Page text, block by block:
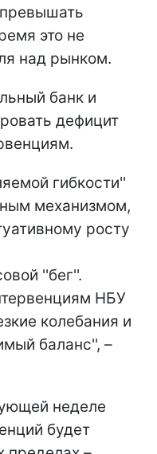
это не
над рынком.
банк и
дефицит
гибкости''
механизмом,
росту
''бег''.
НБУ
колебания и
баланс'', –
неделе
будет